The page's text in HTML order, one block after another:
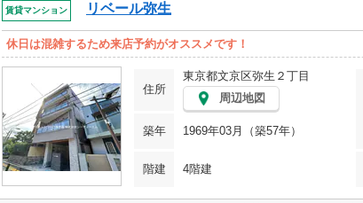
賃貸マンション リベール弥生
休日は混雑するため来店予約がオススメです！
住所
東京都文京区弥生２丁目
周辺地図
築年 1969年03月（築57年）
階建 4階建